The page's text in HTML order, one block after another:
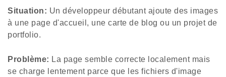
Situation: Un développeur débutant ajoute des images
à une page d'accueil, une carte de blog ou un projet de
portfolio.
Problème: La page semble correcte localement mais
se charge lentement parce que les fichiers d'image